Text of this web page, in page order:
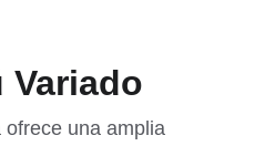
Variado
ofrece una amplia